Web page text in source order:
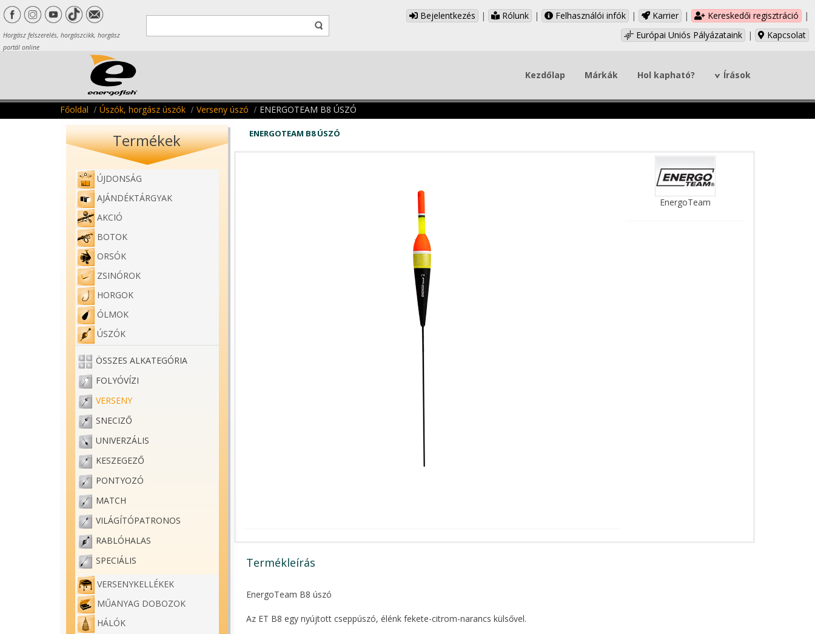
Horgász felszerelés, horgászcikk, horgász
portál online
Bejelentkezés | Rólunk | Felhasználói infók | Karrier | Kereskedői regisztráció
|
Európai Uniós Pályázataink
| Kapcsolat
Kezdőlap Márkák Hol kapható? Írások
Főoldal Úszók, horgász úszók Verseny úszó ENERGOTEAM B8 ÚSZÓ
Termékek
ÚJDONSÁG
AJÁNDÉKTÁRGYAK
AKCIÓ
BOTOK
ORSÓK
ZSINÓROK
HORGOK
ÓLMOK
ÚSZÓK
ÖSSZES ALKATEGÓRIA
FOLYÓVÍZI
VERSENY
SNECIZŐ
UNIVERZÁLIS
KESZEGEZŐ
PONTYOZÓ
MATCH
VILÁGÍTÓPATRONOS
RABLÓHALAS
SPECIÁLIS
VERSENYKELLÉKEK
MŰANYAG DOBOZOK
HÁLÓK
ENERGOTEAM B8 ÚSZÓ
EnergoTeam
Termékleírás
EnergoTeam B8 úszó
Az ET B8 egy nyújtott cseppúszó, élénk fekete-citrom-narancs külsővel.